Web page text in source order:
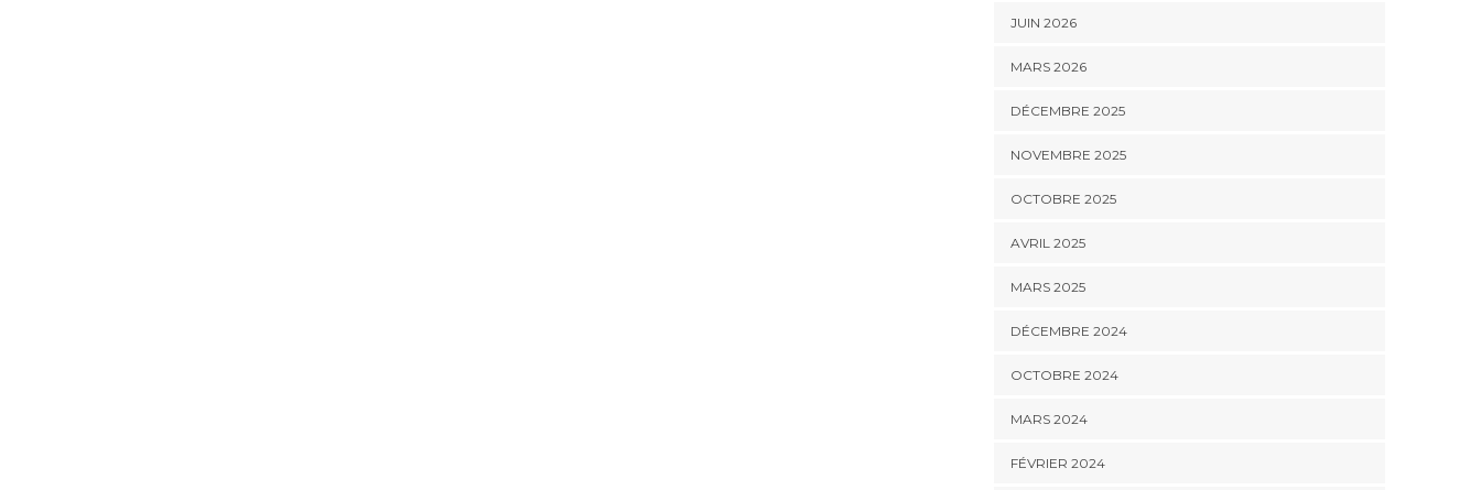
JUIN 2026
MARS 2026
DÉCEMBRE 2025
NOVEMBRE 2025
OCTOBRE 2025
AVRIL 2025
MARS 2025
DÉCEMBRE 2024
OCTOBRE 2024
MARS 2024
FÉVRIER 2024